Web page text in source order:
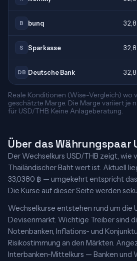
B bunq
S Sparkasse
DB Deutsche Bank
Reale Konditionen (Wise-Vergleich) wo
geschätzte Marge. Die Marge variiert je
für USD/THB. Keine Anlageberatung.
Über das Währungspaar
Der Wechselkurs USD/THB zeigt, wie
Thailändischer Baht wert ist. Aktuell
33,0380 ฿ — umgekehrt entspricht
Die Kurse auf dieser Seite werden
Wechselkurse entstehen rund um die
Devisenmarkt. Wichtige Treiber sind
Notenbanken, Inflations- und
Risikostimmung an den Märkten.
Interbanken-Mittelkurs — Banken und